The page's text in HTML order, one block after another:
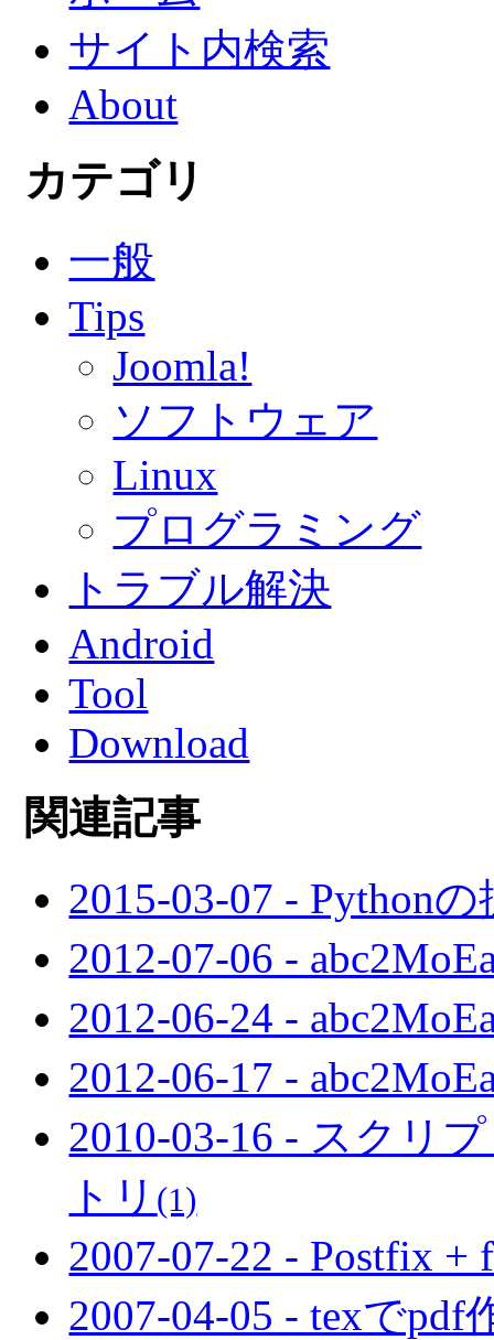
サイト内検索
About
カテゴリ
一般
Tips
Joomla!
ソフトウェア
Linux
プログラミング
トラブル解決
Android
Tool
Download
関連記事
2015-03-07 - Python
2012-07-06 -
2012-06-24 -
2012-06-17 -
2010-03-16 - スクリ
トリ (1)
2007-07-22 - Postfix
2007-04-05 - texでpdf